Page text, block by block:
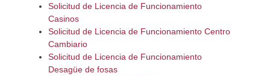
Solicitud de Licencia de Funcionamiento
Casinos
Solicitud de Licencia de Funcionamiento Centro
Cambiario
Solicitud de Licencia de Funcionamiento
Desagüe de fosas